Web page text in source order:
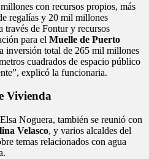
con recursos propios, más
regalías y 20 mil millones
través de Fontur y recursos
para el Muelle de Puerto
inversión total de 265 mil millones
cuadrados de espacio público
explicó la funcionaria.
Vivienda
Noguera, también se reunió con
Velasco, y varios alcaldes del
temas relacionados con agua